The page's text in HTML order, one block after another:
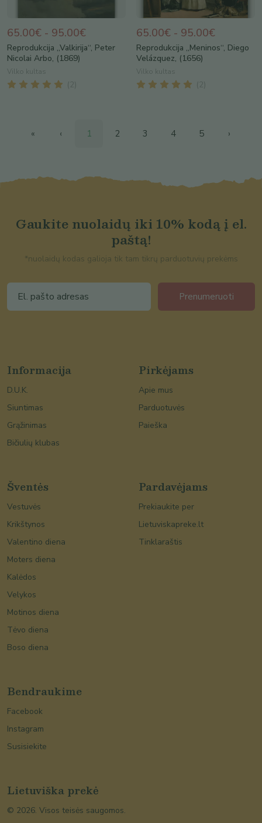
65.00€ - 95.00€
Reprodukcija „Valkirija“, Peter
Nicolai Arbo, (1869)
Vilko kultas
( 2
65.00€ - 95.00€
Reprodukcija „Meninos“, Diego
Velázquez, (1656)
Vilko kultas
( 2
« ‹ 1 2 3 4 5 ›
Gaukite nuolaidų iki 10% kodą į el.
paštą!
*nuolaidų kodas galioja tik tam tikrų parduotuvių prekėms
Prenumeruoti
Lietuviška prekė
© 2026. Visos teisės saugomos.
Informacija
D.U.K.
Siuntimas
Grąžinimas
Bičiulių klubas
Pirkėjams
Apie mus
Parduotuvės
Paieška
Šventės
Vestuvės
Krikštynos
Valentino diena
Moters diena
Kalėdos
Velykos
Motinos diena
Tėvo diena
Boso diena
Pardavėjams
Prekiaukite per
Lietuviskapreke.lt
Tinklaraštis
Bendraukime
Facebook
Instagram
Susisiekite